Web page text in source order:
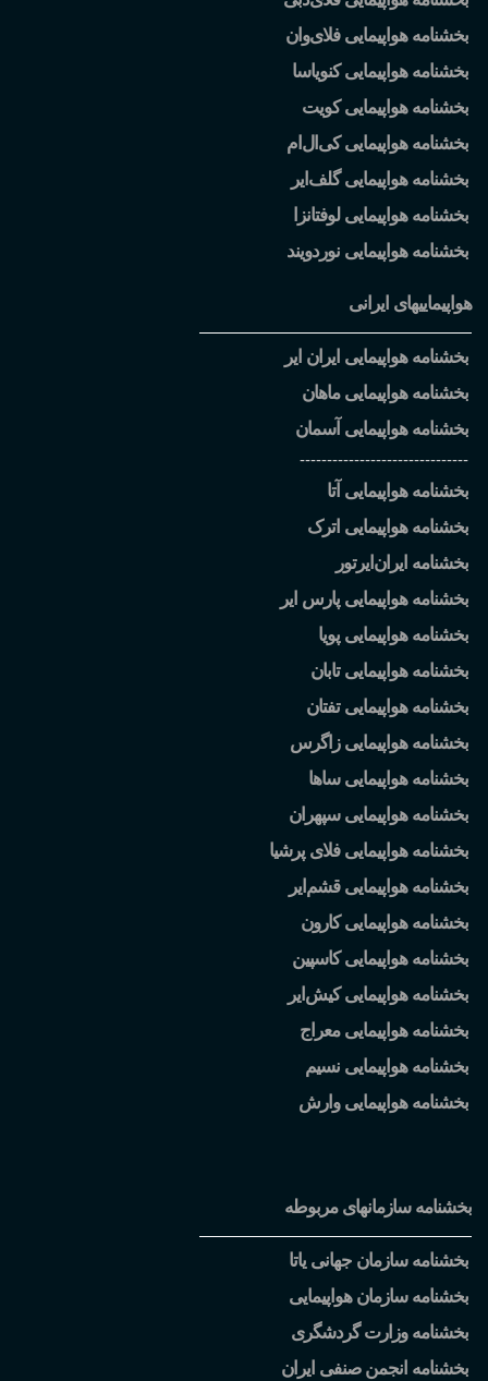
بخشنامه هواپیمایی فلایوان
بخشنامه هواپیمایی کنویاسا
بخشنامه هواپیمایی کویت
بخشنامه هواپیمایی کی ال ام
بخشنامه هواپیمایی گلف ایر
بخشنامه هواپیمایی لوفتانزا
بخشنامه هواپیمایی نوردویند
هواپیماییهای ایرانی
بخشنامه هواپیمایی ایران ایر
بخشنامه هواپیمایی ماهان
بخشنامه هواپیمایی آسمان
-------------------------------
بخشنامه هواپیمایی آتا
بخشنامه هواپیمایی اترک
بخشنامه ایران ایرتور
بخشنامه هواپیمایی پارس ایر
بخشنامه هواپیمایی پویا
بخشنامه هواپیمایی تابان
بخشنامه هواپیمایی تفتان
بخشنامه هواپیمایی زاگرس
بخشنامه هواپیمایی ساها
بخشنامه هواپیمایی سپهران
بخشنامه هواپیمایی فلای پرشیا
بخشنامه هواپیمایی قشم ایر
بخشنامه هواپیمایی کارون
بخشنامه هواپیمایی کاسپین
بخشنامه هواپیمایی کیش ایر
بخشنامه هواپیمایی معراج
بخشنامه هواپیمایی نسیم
بخشنامه هواپیمایی وارش
بخشنامه سازمانهای مربوطه
بخشنامه سازمان جهانی یاتا
بخشنامه سازمان هواپیمایی
بخشنامه وزارت گردشگری
بخشنامه انجمن صنفی ایران